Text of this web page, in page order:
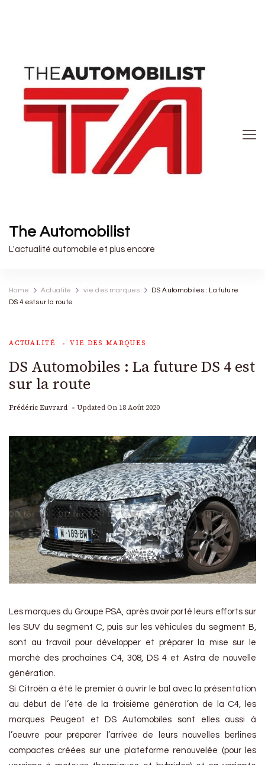
The Automobilist
L'actualité automobile et plus encore
Home Actualité vie des marques
DS Automobiles : La future
DS 4 est sur la route
ACTUALITÉ VIE DES MARQUES
DS Automobiles : La future DS 4 est
sur la route
Frédéric Euvrard Updated On 18 Août 2020
Les marques du Groupe PSA, après avoir porté leurs efforts sur
les SUV du segment C, puis sur les véhicules du segment B,
sont au travail pour développer et préparer la mise sur le
marché des prochaines C4, 308, DS 4 et Astra de nouvelle
génération.
Si Citroën a été le premier à ouvrir le bal avec la présentation
au début de l’été de la troisième génération de la C4, les
marques Peugeot et DS Automobiles sont elles aussi à
l’oeuvre pour préparer l’arrivée de leurs nouvelles berlines
compactes créées sur une plateforme renouvelée (pour les